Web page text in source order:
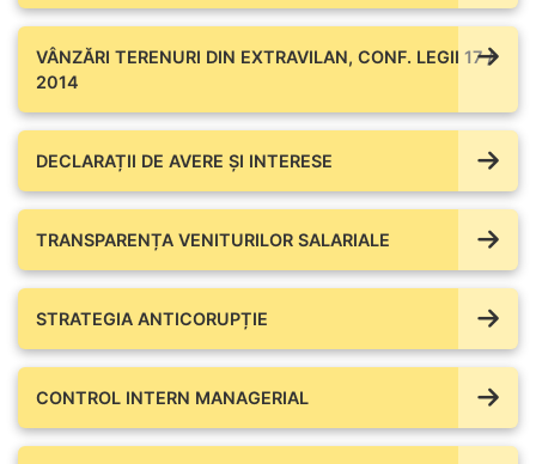
VÂNZĂRI TERENURI DIN EXTRAVILAN, CONF. LEGII 17 /
2014
DECLARAȚII DE AVERE ŞI INTERESE
TRANSPARENȚA VENITURILOR SALARIALE
STRATEGIA ANTICORUPȚIE
CONTROL INTERN MANAGERIAL